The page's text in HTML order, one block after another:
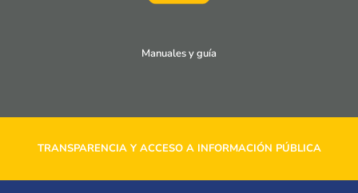
Manuales y guía
TRANSPARENCIA Y ACCESO A INFORMACIÓN PÚBLICA